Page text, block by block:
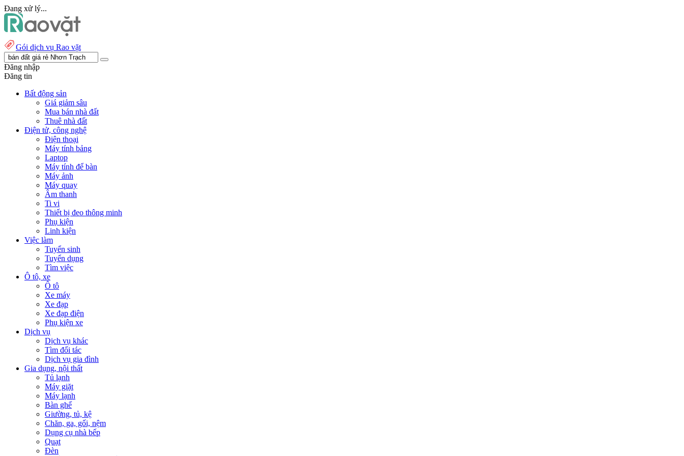
Đang xử lý...
Gói dịch vụ Rao vặt
Đăng nhập
Đăng tin
Bất động sản
Giá giảm sâu
Mua bán nhà đất
Thuê nhà đất
Điện tử, công nghệ
Điện thoại
Máy tính bảng
Laptop
Máy tính để bàn
Máy ảnh
Máy quay
Âm thanh
Ti vi
Thiết bị đeo thông minh
Phụ kiện
Linh kiện
Việc làm
Tuyển sinh
Tuyển dụng
Tìm việc
Ô tô, xe
Ô tô
Xe máy
Xe đạp
Xe đạp điện
Phụ kiện xe
Dịch vụ
Dịch vụ khác
Tìm đối tác
Dịch vụ gia đình
Gia dụng, nội thất
Tủ lạnh
Máy giặt
Máy lạnh
Bàn ghế
Giường, tủ, kệ
Chăn, ga, gối, nệm
Dụng cụ nhà bếp
Quạt
Đèn